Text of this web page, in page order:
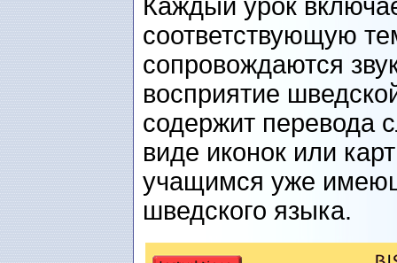
Каждый урок
соответствующую
сопровождаются
восприятие
содержит перевода
виде иконок или
учащимся уже
шведского языка.